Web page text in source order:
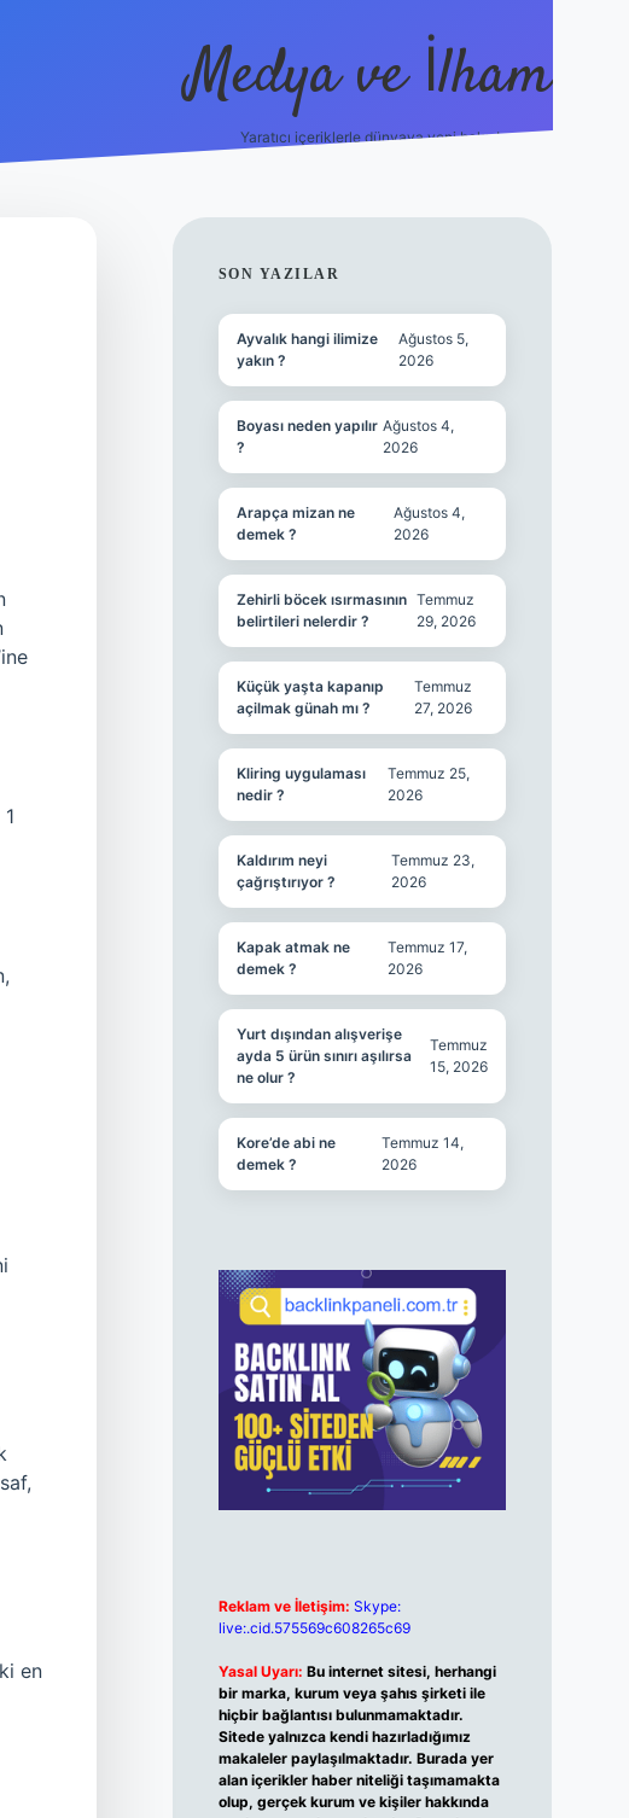
Medya ve İlham
Yaratıcı içeriklerle dünyaya yeni bakış!
en
SIDEBAR
SON YAZILAR
Ayvalık hangi ilimize
yakın ?
Ağustos 5,
2026
Boyası neden yapılır
?
Ağustos 4,
2026
Arapça mizan ne
demek ?
Ağustos 4,
2026
Zehirli böcek ısırmasının
belirtileri nelerdir ?
Temmuz
29, 2026
Küçük yaşta kapanıp
açilmak günah mı ?
Temmuz
27, 2026
Kliring uygulaması
nedir ?
Temmuz 25,
2026
Kaldırım neyi
çağrıştırıyor ?
Temmuz 23,
2026
Kapak atmak ne
demek ?
Temmuz 17,
2026
Yurt dışından alışverişe
ayda 5 ürün sınırı aşılırsa
ne olur ?
Temmuz
15, 2026
Kore’de abi ne
demek ?
Temmuz 14,
2026
Reklam ve İletişim: Skype:
live:.cid.575569c608265c69
Yasal Uyarı: Bu internet sitesi, herhangi
bir marka, kurum veya şahıs şirketi ile
hiçbir bağlantısı bulunmamaktadır.
Sitede yalnızca kendi hazırladığımız
makaleler paylaşılmaktadır. Burada yer
alan içerikler haber niteliği taşımamakta
olup, gerçek kurum ve kişiler hakkında
https://ilbet.online/vdcasino yeni giriş https://